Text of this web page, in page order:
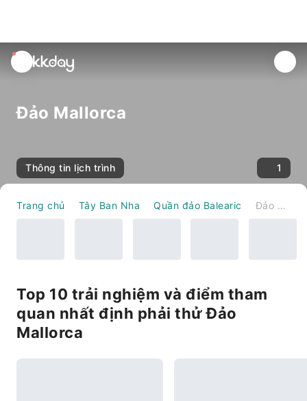
unread
notifications
Đảo Mallorca
Thông tin lịch trình 1
Trang chủ Tây Ban Nha Quần đảo Balearic Đảo Mallorca
Top 10 trải nghiệm và điểm tham
quan nhất định phải thử Đảo
Mallorca